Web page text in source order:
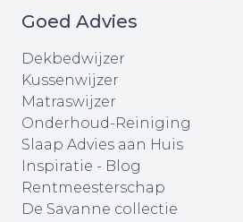
Goed Advies
Dekbedwijzer
Kussenwijzer
Matraswijzer
Onderhoud-Reiniging
Slaap Advies aan Huis
Inspiratie - Blog
Rentmeesterschap
De Savanne collectie